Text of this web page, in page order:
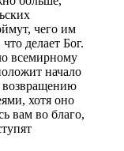
чего им
делает Бог.
всемирному
начало
возвращению
хотя оно
вам во благо,